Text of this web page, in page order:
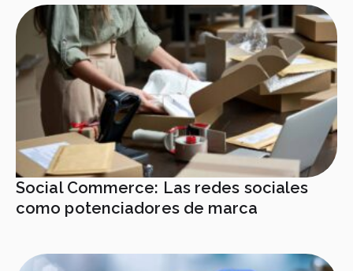
Social Commerce: Las redes sociales
como potenciadores de marca